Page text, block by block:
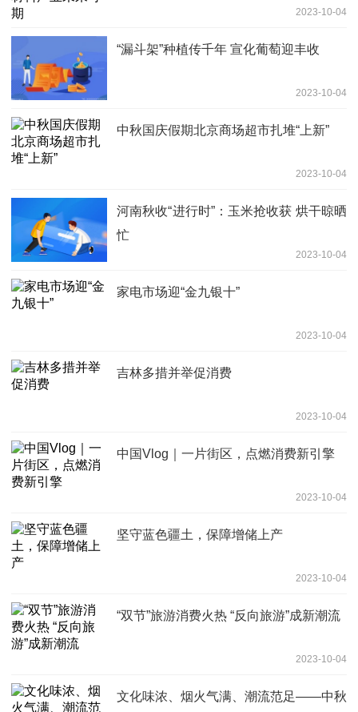
2023-10-04
“漏斗架”种植传千年 宣化葡萄迎丰收
2023-10-04
中秋国庆假期北京商场超市扎堆“上新”
2023-10-04
河南秋收“进行时”：玉米抢收获 烘干晾晒
忙
2023-10-04
家电市场迎“金九银十”
2023-10-04
吉林多措并举促消费
2023-10-04
中国Vlog｜一片街区，点燃消费新引擎
2023-10-04
坚守蓝色疆土，保障增储上产
2023-10-04
“双节”旅游消费火热 “反向旅游”成新潮流
2023-10-04
文化味浓、烟火气满、潮流范足——中秋